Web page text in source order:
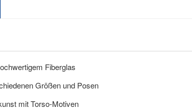
Fiberglas
Größen und Posen
mit Torso-Motiven